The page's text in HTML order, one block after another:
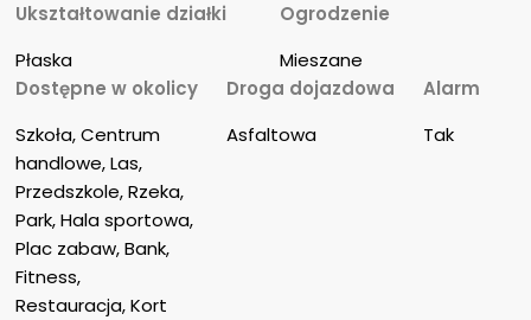
Ukształtowanie działki
Płaska
Ogrodzenie
Mieszane
Dostępne w okolicy
Szkoła, Centrum
handlowe, Las,
Przedszkole, Rzeka,
Park, Hala sportowa,
Plac zabaw, Bank,
Fitness,
Restauracja, Kort
Droga dojazdowa
Asfaltowa
Alarm
Tak